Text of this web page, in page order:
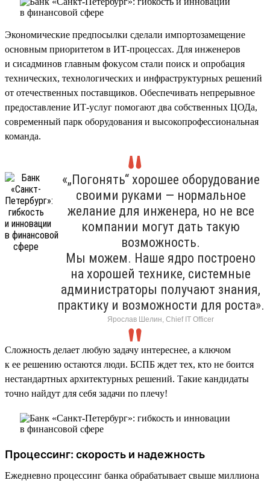
Экономические предпосылки сделали импортозамещение
основным приоритетом в ИТ-процессах. Для инженеров
и сисадминов главным фокусом стали поиск и опробация
технических, технологических и инфраструктурных решений
от отечественных поставщиков. Обеспечивать непрерывное
предоставление ИТ-услуг помогают два собственных ЦОДа,
современный парк оборудования и высокопрофессиональная
команда.
«„Погонять“ хорошее оборудование
своими руками — нормальное
желание для инженера, но не все
компании могут дать такую
возможность.
Мы можем. Наше ядро построено
на хорошей технике, системные
администраторы получают знания,
практику и возможности для роста».
Ярослав Шелин, Chief IT Officer
Сложность делает любую задачу интереснее, а ключом
к ее решению остаются люди. БСПБ ждет тех, кто не боится
нестандартных архитектурных решений. Такие кандидаты
точно найдут для себя задачи по плечу!
Процессинг: скорость и надежность
Ежедневно процессинг банка обрабатывает свыше миллиона